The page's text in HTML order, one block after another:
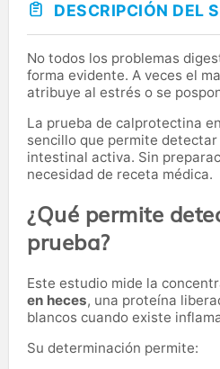
DESCRIPCIÓN DEL
No todos los problemas
forma evidente. A veces el
atribuye al estrés o se
La prueba de calprotectina
sencillo que permite
intestinal activa. Sin
necesidad de receta médica.
¿Qué permite
prueba?
Este estudio mide la
en heces, una proteína
blancos cuando existe
Su determinación permite: